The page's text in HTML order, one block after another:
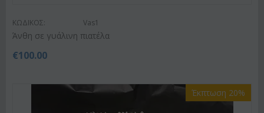
ΚΩΔΙΚΟΣ: Vas1
Άνθη σε γυάλινη πιατέλα
€100.00
Έκπτωση 20%